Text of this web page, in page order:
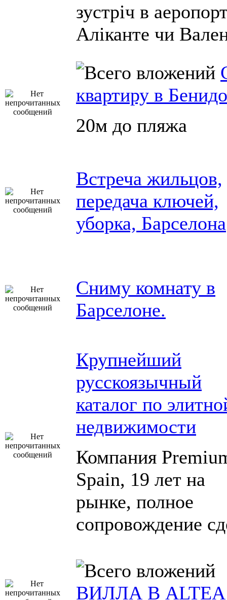
зустріч в
Аліканте чи
квартиру в
20м до пляжа
Встреча жильцов,
передача ключей,
уборка, Барселонa
Сниму комнату в
Барселоне.
Крупнейший
русскоязычный
каталог по
недвижимости
Компания
Spain, 19 лет на
рынке, полное
сопровождение
ВИЛЛА В